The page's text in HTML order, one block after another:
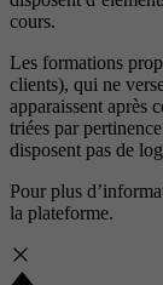
cours.
Les formations
clients), qui ne
apparaissent après
triées par
disposent pas de
Pour plus
la plateforme.